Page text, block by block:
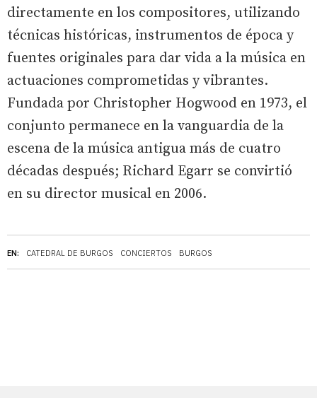
EN: CATEDRAL DE BURGOS CONCIERTOS BURGOS
directamente en los compositores, utilizando
técnicas históricas, instrumentos de época y
fuentes originales para dar vida a la música en
actuaciones comprometidas y vibrantes.
Fundada por Christopher Hogwood en 1973, el
conjunto permanece en la vanguardia de la
escena de la música antigua más de cuatro
décadas después; Richard Egarr se convirtió
en su director musical en 2006.